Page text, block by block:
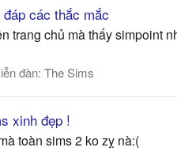
các thắc mắc
trang chủ mà thấy simpoint
đàn: The Sims
xinh đẹp !
toàn sims 2 ko zỵ nà:(